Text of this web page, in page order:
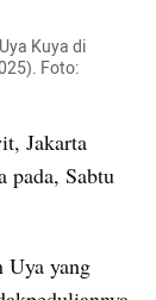
Kuya di
Foto:
Jakarta
pada, Sabtu
Uya yang